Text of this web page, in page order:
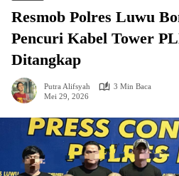
Resmob Polres Luwu
Pencuri Kabel Tower
Ditangkap
Putra Alifsyah
3 Min Baca
Mei 29, 2026